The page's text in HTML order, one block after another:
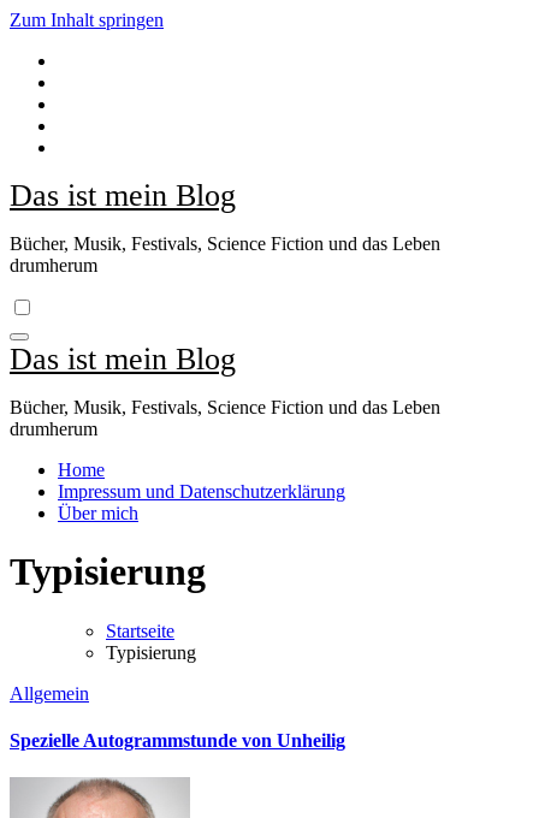
Zum Inhalt springen
Das ist mein Blog
Bücher, Musik, Festivals, Science Fiction und das Leben
drumherum
Das ist mein Blog
Bücher, Musik, Festivals, Science Fiction und das Leben
drumherum
Home
Impressum und Datenschutzerklärung
Über mich
Typisierung
Startseite
Typisierung
Allgemein
Spezielle Autogrammstunde von Unheilig